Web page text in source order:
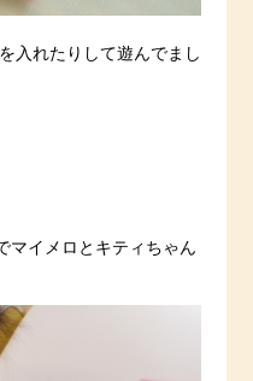
れたりして遊んでまし
イメロとキティちゃん